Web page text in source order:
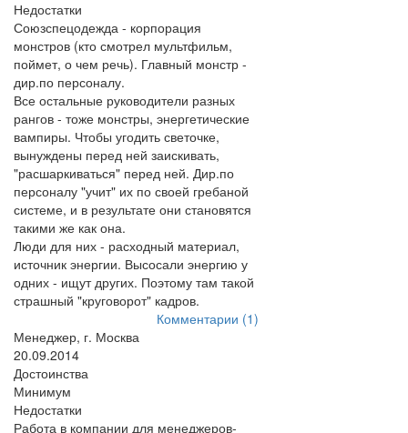
Недостатки
Союзспецодежда - корпорация
монстров (кто смотрел мультфильм,
поймет, о чем речь). Главный монстр -
дир.по персоналу.
Все остальные руководители разных
рангов - тоже монстры, энергетические
вампиры. Чтобы угодить светочке,
вынуждены перед ней заискивать,
"расшаркиваться" перед ней. Дир.по
персоналу "учит" их по своей гребаной
системе, и в результате они становятся
такими же как она.
Люди для них - расходный материал,
источник энергии. Высосали энергию у
одних - ищут других. Поэтому там такой
страшный "круговорот" кадров.
Комментарии (1)
Менеджер, г. Москва
20.09.2014
Достоинства
Минимум
Недостатки
Работа в компании для менеджеров-